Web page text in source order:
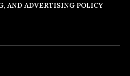
AND ADVERTISING POLICY